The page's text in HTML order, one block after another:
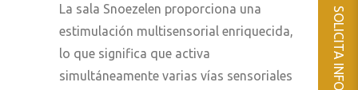
La sala Snoezelen proporciona una
estimulación multisensorial enriquecida,
lo que significa que activa
simultáneamente varias vías sensoriales